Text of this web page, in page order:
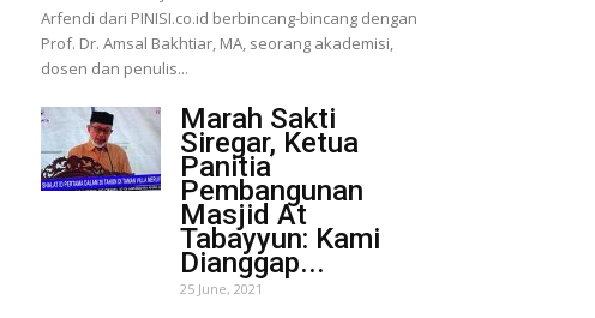
Arfendi dari PINISI.co.id berbincang-bincang dengan
Prof. Dr. Amsal Bakhtiar, MA, seorang akademisi,
dosen dan penulis...
Marah Sakti
Siregar, Ketua
Panitia
Pembangunan
Masjid At
Tabayyun: Kami
Dianggap...
25 June, 2021